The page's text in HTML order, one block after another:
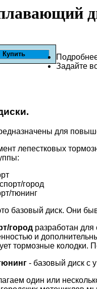
Задайте
для
лепестковых
город
тюнинг
базовый диск. Они
город разработан
и
тормозные колодки.
- базовый диск с
один или